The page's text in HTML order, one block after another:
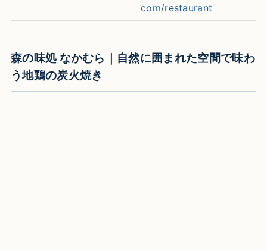
com/restaurant
森の味処 なかむら｜自然に囲まれた空間で味わ
う地鶏の炭火焼き